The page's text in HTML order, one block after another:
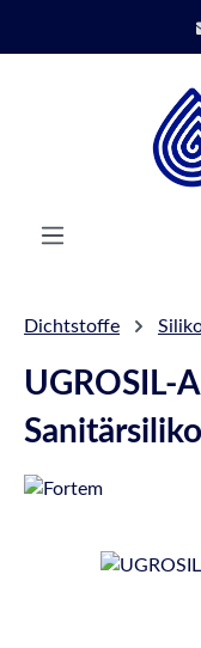
Zum Hauptinhalt
Dichtstoffe
UGROSIL-
Bildergalerie